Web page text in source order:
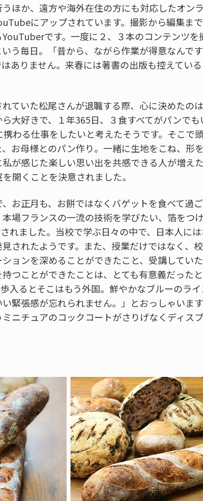
ほか、遠方や海外在住の方にも対応したオン
にアップされています。撮影から編集ま
です。一度に２、３本のコンテンツ
う毎日。「昔から、ながら作業が得意なんで
ありません。来春には著書の出版も控えてい
ていた松尾さんが退職する際、心に決めたの
大好きで、１年365日、３食すべてがパンで
わる仕事をしたいと考えたそうです。そこで
お母様とのパン作り。一緒に生地をこね、形
が感じた楽しい思い出を共感できる人が増え
開くことを決意されました。
お正月も、お餅ではなくバゲットを食べて過
場フランスの一流の技術を学びたい、箔をつ
れました。当校で学ぶ日々の中で、日本人に
されたようです。また、授業だけではなく、
ョンを深めることができたこと、受講してい
つことができたことは、とても有意義だった
入るとそこはもう外国。鮮やかなブルーのラ
緊張感が忘れられません。」とおっしゃいま
ニチュアのコックコートがさりげなくディス